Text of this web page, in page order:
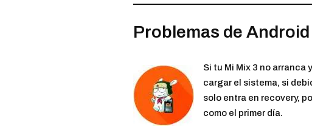
Problemas de Android
Si tu Mi Mix 3 no
cargar el sistema, si
solo entra en recovery,
como el primer día.